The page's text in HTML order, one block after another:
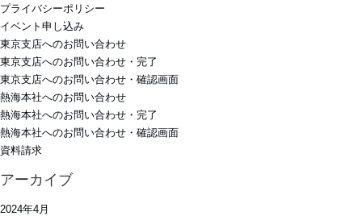
プライバシーポリシー
イベント申し込み
東京支店へのお問い合わせ
東京支店へのお問い合わせ・完了
東京支店へのお問い合わせ・確認画面
熱海本社へのお問い合わせ
熱海本社へのお問い合わせ・完了
熱海本社へのお問い合わせ・確認画面
資料請求
アーカイブ
2024年4月